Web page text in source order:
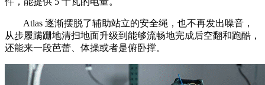
Atlas 逐渐摆脱了辅助站立的安全绳，也不再发出噪音，
从步履蹒跚地清扫地面升级到能够流畅地完成后空翻和跑酷，
还能来一段芭蕾、体操或者是俯卧撑。